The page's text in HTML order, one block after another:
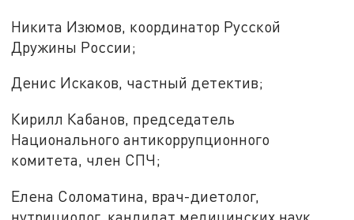
Никита Изюмов, координатор Русской
Дружины России;
Денис Искаков, частный детектив;
Кирилл Кабанов, председатель
Национального антикоррупционного
комитета, член СПЧ;
Елена Соломатина, врач-диетолог,
нутрициолог, кандидат медицинских наук.